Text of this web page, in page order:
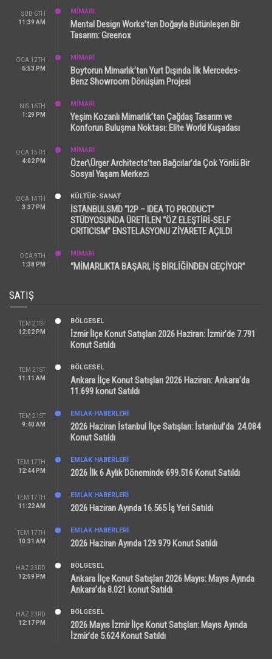
ŞUB 6TH
11:39 AM
MİMARİ
Mental Design Works’ten Doğayla Bütünleşen Bir
Tasarım: Greenox
OCA 12TH
6:53 PM
MİMARİ
Boytorun Mimarlık’tan Yurt Dışında İlk Mercedes-
Benz Showroom Dönüşüm Projesi
NIS 16TH
1:29 PM
MİMARİ
Yeşim Kozanlı Mimarlık’tan Çağdaş Tasarım ve
Konforun Buluşma Noktası: Elite World Kuşadası
OCA 15TH
4:02 PM
MİMARİ
Özer\Ürger Architects’ten Bağcılar’da Çok Yönlü Bir
Sosyal Yaşam Merkezi
OCA 14TH
3:37 PM
KÜLTÜR-SANAT
İSTANBULSMD “I2P – IDEA TO PRODUCT”
STÜDYOSUNDA ÜRETİLEN “ÖZ ELEŞTİRİ-SELF
CRITICISM” ENSTELASYONU ZİYARETE AÇILDI
OCA 9TH
1:38 PM
MİMARİ
“MİMARLIKTA BAŞARI, İŞ BİRLİĞİNDEN GEÇİYOR”
SATIŞ
TEM 21ST
12:02 PM
BÖLGESEL
İzmir İlçe Konut Satışları 2026 Haziran: İzmir’de 7.791
Konut Satıldı
TEM 21ST
11:11 AM
BÖLGESEL
Ankara İlçe Konut Satışları 2026 Haziran: Ankara’da
11.699 konut Satıldı
TEM 21ST
9:40 AM
EMLAK HABERLERI
2026 Haziran İstanbul İlçe Satışları: İstanbul’da 24.084
Konut Satıldı
TEM 17TH
12:44 PM
EMLAK HABERLERI
2026 İlk 6 Aylık Döneminde 699.516 Konut Satıldı
TEM 17TH
11:22 AM
EMLAK HABERLERI
2026 Haziran Ayında 16.565 İş Yeri Satıldı
TEM 17TH
10:31 AM
EMLAK HABERLERI
2026 Haziran Ayında 129.979 Konut Satıldı
HAZ 23RD
12:59 PM
BÖLGESEL
Ankara İlçe Konut Satışları 2026 Mayıs: Mayıs Ayında
Ankara’da 8.021 konut Satıldı
HAZ 23RD
12:17 PM
BÖLGESEL
2026 Mayıs İzmir İlçe Konut Satışları: Mayıs Ayında
İzmir’de 5.624 Konut Satıldı